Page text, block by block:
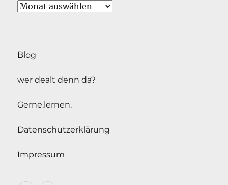
Archiv
Blog
wer dealt denn da?
Gerne.lernen.
Datenschutzerklärung
Impressum